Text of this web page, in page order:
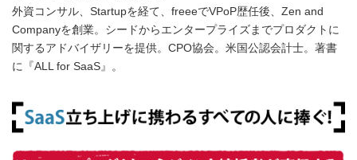
外資コンサル、Startupを経て、freeeでVPoP歴任後、Zen and
Companyを創業。シードからエンタープライズまでプロダクトに
関するアドバイザリーを提供。CPO協会。米国公認会計士。著書
に『ALL for SaaS』。